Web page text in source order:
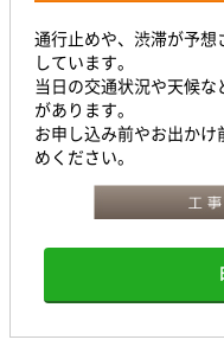
通行止めや、渋滞が予
しています。
当日の交通状況や天候
があります。
お申し込み前やお出か
めください。